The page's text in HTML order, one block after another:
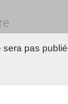
sera pas